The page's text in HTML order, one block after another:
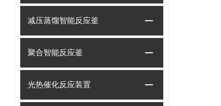
减压蒸馏智能反应釜
聚合智能反应釜
光热催化反应装置